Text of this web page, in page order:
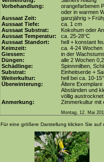
Vorbehandlung:
orangefarbenen
oder in warmen
Aussaat Zeit:
ganzjährig >
Aussaat Tiefe:
ca. 1 cm
Aussaat Substrat:
Kokohum oder
Aussaat Temperatur:
ca. 25-28°C
Aussaat Standort:
hell + konstant
Keimzeit:
ca. 4-24 Wochen
Giessen:
in der
Düngen:
alle 2 Wochen
Schädlinge:
Spinnmilben,
Substrat:
Einheitserde +
Weiterkultur:
hell bei ca. 10-
Überwinterung:
Ältere
Abständen und
völlig
Anmerkung:
Zimmerkultur mit
Montag, 12. Mai
Für eine größere Darstellung klicken Sie auf